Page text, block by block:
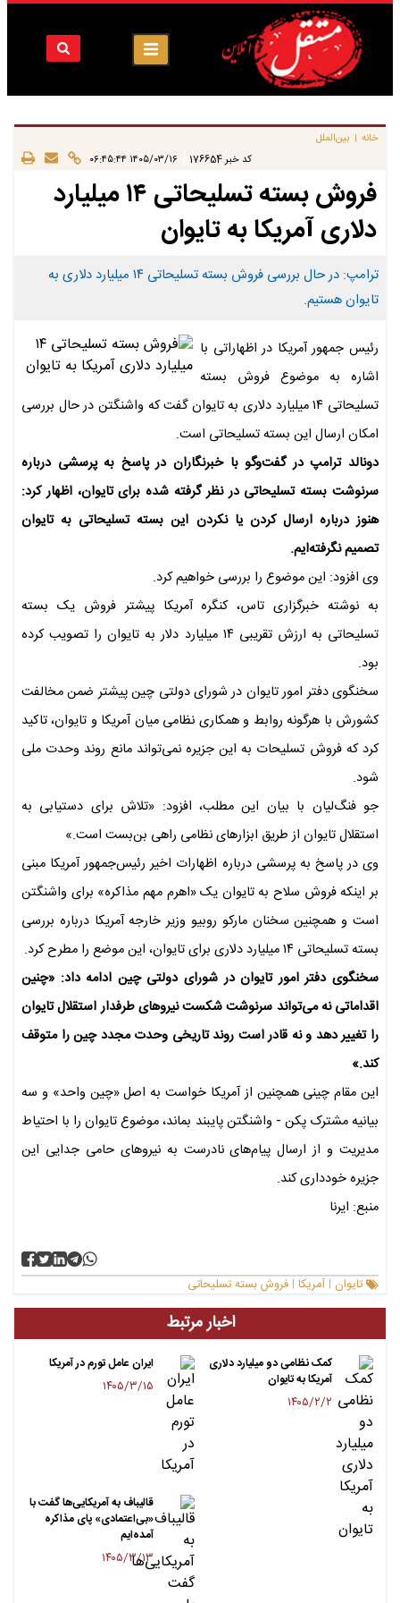
خانه | بین‌الملل
کد خبر 176654 ۱۴۰۵/۰۳/۱۶ ۰۶:۴۵:۴۴
فروش بسته تسلیحاتی ۱۴ میلیارد
دلاری آمریکا به تایوان
ترامپ: در حال بررسی فروش بسته تسلیحاتی ۱۴ میلیارد دلاری به
تایوان هستیم.
رئیس جمهور آمریکا در اظهاراتی با
اشاره به موضوع فروش بسته
تسلیحاتی ۱۴ میلیارد دلاری به تایوان گفت که واشنگتن در حال بررسی
امکان ارسال این بسته تسلیحاتی است.
دونالد ترامپ در گفت‌و‌گو با خبرنگاران در پاسخ به پرسشی درباره
سرنوشت بسته تسلیحاتی در نظر گرفته شده برای تایوان، اظهار کرد:
هنوز درباره ارسال کردن یا نکردن این بسته تسلیحاتی به تایوان
تصمیم نگرفته‌ایم.
وی افزود: این موضوع را بررسی خواهیم کرد.
به نوشته خبرگزاری تاس، کنگره آمریکا پیشتر فروش یک بسته
تسلیحاتی به ارزش تقریبی ۱۴ میلیارد دلار به تایوان را تصویب کرده
بود.
سخنگوی دفتر امور تایوان در شورای دولتی چین پیشتر ضمن مخالفت
کشورش با هرگونه روابط و همکاری نظامی میان آمریکا و تایوان، تاکید
کرد که فروش تسلیحات به این جزیره نمی‌تواند مانع روند وحدت ملی
شود.
جو فنگ‌لیان با بیان این مطلب، افزود: «تلاش برای دستیابی به
استقلال تایوان از طریق ابزار‌های نظامی راهی بن‌بست است.»
وی در پاسخ به پرسشی درباره اظهارات اخیر رئیس‌جمهور آمریکا مبنی
بر اینکه فروش سلاح به تایوان یک «اهرم مهم مذاکره» برای واشنگتن
است و همچنین سخنان مارکو روبیو وزیر خارجه آمریکا درباره بررسی
بسته تسلیحاتی ۱۴ میلیارد دلاری برای تایوان، این موضع را مطرح کرد.
سخنگوی دفتر امور تایوان در شورای دولتی چین ادامه داد: «چنین
اقداماتی نه می‌تواند سرنوشت شکست نیرو‌های طرفدار استقلال تایوان
را تغییر دهد و نه قادر است روند تاریخی وحدت مجدد چین را متوقف
کند.»
این مقام چینی همچنین از آمریکا خواست به اصل «چین واحد» و سه
بیانیه مشترک پکن - واشنگتن پایبند بماند، موضوع تایوان را با احتیاط
مدیریت و از ارسال پیام‌های نادرست به نیرو‌های حامی جدایی این
جزیره خودداری کند.
منبع: ایرنا
تایوان | آمریکا | فروش بسته تسلیحاتی
اخبار مرتبط
کمک نظامی دو میلیارد دلاری
آمریکا به تایوان
۱۴۰۵/۲/۲
ایران عامل تورم در آمریکا
۱۴۰۵/۳/۱۵
قالیباف به آمریکایی‌ها گفت با
«بی‌اعتمادی» پای مذاکره
آمده‌ایم
۱۴۰۵/۳/۱۳